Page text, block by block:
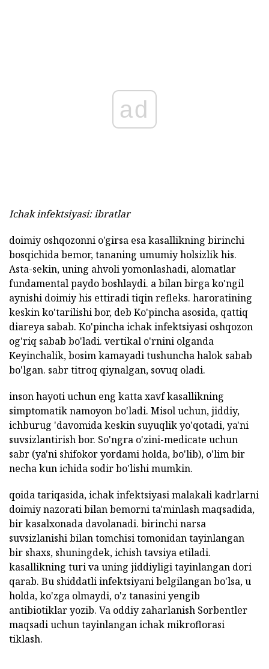
ad
Ichak infektsiyasi: ibratlar
doimiy oshqozonni o'girsa esa kasallikning birinchi
bosqichida bemor, tananing umumiy holsizlik his.
Asta-sekin, uning ahvoli yomonlashadi, alomatlar
fundamental paydo boshlaydi. a bilan birga ko'ngil
aynishi doimiy his ettiradi tiqin refleks. haroratining
keskin ko'tarilishi bor, deb Ko'pincha asosida, qattiq
diareya sabab. Ko'pincha ichak infektsiyasi oshqozon
og'riq sabab bo'ladi. vertikal o'rnini olganda
Keyinchalik, bosim kamayadi tushuncha halok sabab
bo'lgan. sabr titroq qiynalgan, sovuq oladi.
inson hayoti uchun eng katta xavf kasallikning
simptomatik namoyon bo'ladi. Misol uchun, jiddiy,
ichburug 'davomida keskin suyuqlik yo'qotadi, ya'ni
suvsizlantirish bor. So'ngra o'zini-medicate uchun
sabr (ya'ni shifokor yordami holda, bo'lib), o'lim bir
necha kun ichida sodir bo'lishi mumkin.
qoida tariqasida, ichak infektsiyasi malakali kadrlarni
doimiy nazorati bilan bemorni ta'minlash maqsadida,
bir kasalxonada davolanadi. birinchi narsa
suvsizlanishi bilan tomchisi tomonidan tayinlangan
bir shaxs, shuningdek, ichish tavsiya etiladi.
kasallikning turi va uning jiddiyligi tayinlangan dori
qarab. Bu shiddatli infektsiyani belgilangan bo'lsa, u
holda, ko'zga olmaydi, o'z tanasini yengib
antibiotiklar yozib. Va oddiy zaharlanish Sorbentler
maqsadi uchun tayinlangan ichak mikroflorasi
tiklash.